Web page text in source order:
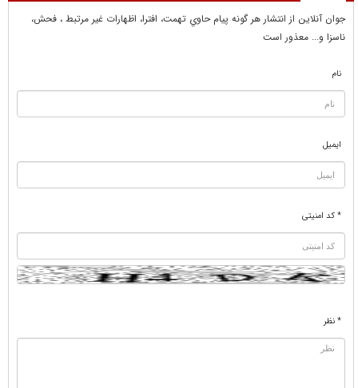
جوان آنلاين از انتشار هر گونه پيام حاوي تهمت، افترا، اظهارات غير مرتبط ، فحش،
ناسزا و... معذور است
نام
ایمیل
* کد امنیتی
* نظر